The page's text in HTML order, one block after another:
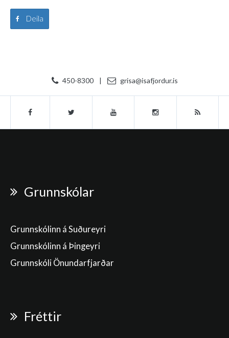
Deila
450-8300 | grisa@isafjordur.is
Grunnskólar
Grunnskólinn á Suðureyri
Grunnskólinn á Þingeyri
Grunnskóli Önundarfjarðar
Fréttir